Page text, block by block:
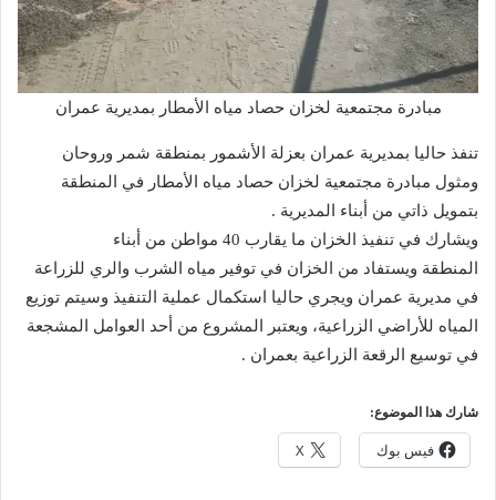
مبادرة مجتمعية لخزان حصاد مياه الأمطار بمديرية عمران
تنفذ حاليا بمديرية عمران بعزلة الأشمور بمنطقة شمر وروحان
ومثول مبادرة مجتمعية لخزان حصاد مياه الأمطار في المنطقة
بتمويل ذاتي من أبناء المديرية .
ويشارك في تنفيذ الخزان ما يقارب 40 مواطن من أبناء
المنطقة ويستفاد من الخزان في توفير مياه الشرب والري للزراعة
في مديرية عمران ويجري حاليا استكمال عملية التنفيذ وسيتم توزيع
المياه للأراضي الزراعية، ويعتبر المشروع من أحد العوامل المشجعة
في توسيع الرقعة الزراعية بعمران .
شارك هذا الموضوع:
فيس بوك X